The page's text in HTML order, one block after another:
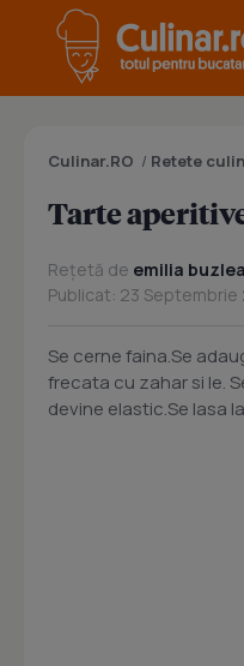
Culinar.RO / Retete
Tarte
Rețetă de emilia buzlea
Publicat: 23 Septembrie
Se cerne faina.Se
frecata cu zahar si le.
devine elastic.Se lasa